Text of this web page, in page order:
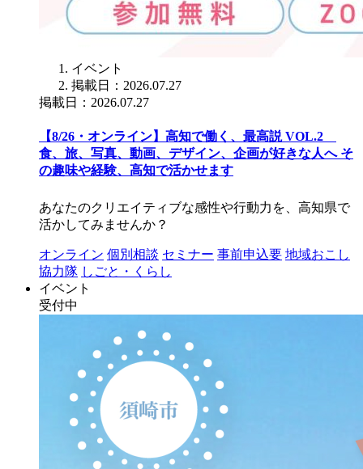
イベント
掲載日：2026.07.27
掲載日：2026.07.27
【8/26・オンライン】高知で働く、最高説 VOL.2
食、旅、写真、動画、デザイン、企画が好きな人へ そ
の趣味や経験、高知で活かせます
あなたのクリエイティブな感性や行動力を、高知県で
活かしてみませんか？
オンライン 個別相談 セミナー 事前申込要 地域おこし
協力隊 しごと・くらし
イベント
受付中